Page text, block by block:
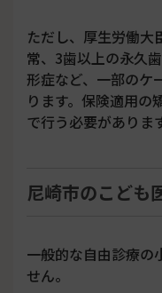
ただし、厚生労働大
常、3歯以上の永久
形症など、一部のケ
ります。保険適用の
で行う必要がありま
尼崎市のこども
一般的な自由診療の
せん。